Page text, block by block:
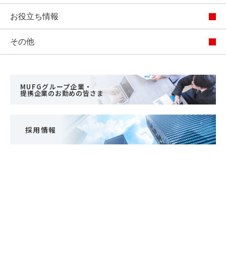
お役立ち情報
その他
MUFGグループ企業・
提携企業のお勤めの皆さま
採用情報